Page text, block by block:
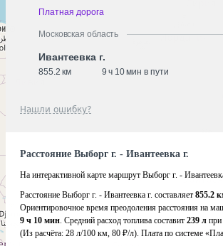
Платная дорога
Московская область
Ивантеевка г.
855.2 км 9 ч 10 мин в пути
Нашли ошибку?
Расстояние Выборг г. - Ивантеевка г.
На интерактивной карте маршрут Выборг г. -
Расстояние Выборг г. - Ивантеевка г. составляет 855.2
Ориентировочное время преодоления расстояния на
9 ч 10 мин. Средний расход топлива составит 239 л при
(Из расчёта: 28 л/100 км, 80 ₽/л). Плата по системе